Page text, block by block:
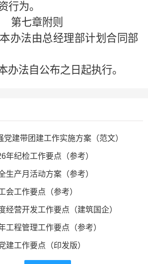
行为。
第七章附则
本办法由总经理部计划合同部
办法自公布之日起执行。
建带团建工作实施方案（范文）
年纪检工作要点（参考）
生产月活动方案（参考）
会工作要点（参考）
经营开发工作要点（建筑国企）
工程管理工作要点（参考）
建工作要点（印发版）